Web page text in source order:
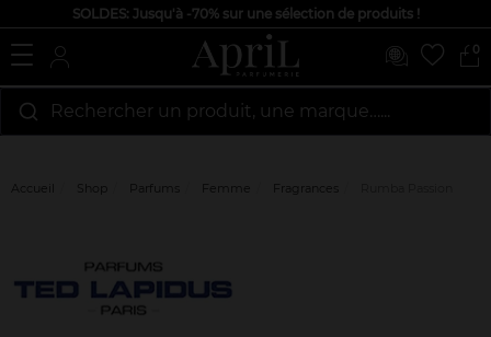
SOLDES: Jusqu'à -70% sur une sélection de produits !
0
Rechercher un produit, une marque…...
Accueil Shop Parfums Femme Fragrances